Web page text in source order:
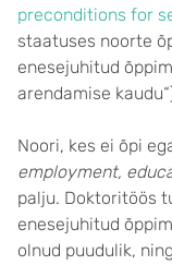
preconditions for
staatuses noorte
enesejuhitud
arendamise
Noori, kes ei õpi
employment,
palju. Doktoritöös
enesejuhitud
olnud puudulik,